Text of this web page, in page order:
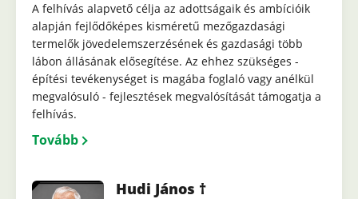
A felhívás alapvető célja az adottságaik és ambícióik
alapján fejlődőképes kisméretű mezőgazdasági
termelők jövedelemszerzésének és gazdasági több
lábon állásának elősegítése. Az ehhez szükséges -
építési tevékenységet is magába foglaló vagy anélkül
megvalósuló - fejlesztések megvalósítását támogatja a
felhívás.
Tovább
Hudi János †